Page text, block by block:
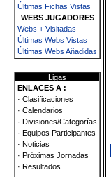
Últimas Fichas Vistas
WEBS JUGADORES
Webs + Visitadas
Últimas Webs Vistas
Últimas Webs Añadidas
Ligas
ENLACES A :
· Clasificaciones
· Calendarios
· Divisiones/Categorías
· Equipos Participantes
· Noticias
· Próximas Jornadas
· Resultados